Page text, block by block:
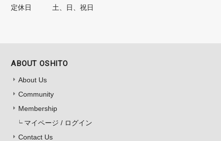
定休日
土、日、祝日
ABOUT OSHITO
About Us
Community
Membership
マイページ / ログイン
Contact Us